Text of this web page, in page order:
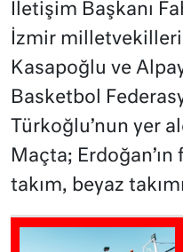
İletişim Başkanı
İzmir
Kasapoğlu ve
Basketbol
Türkoğlu’nun yer
Maçta; Erdoğan’ın
takım, beyaz